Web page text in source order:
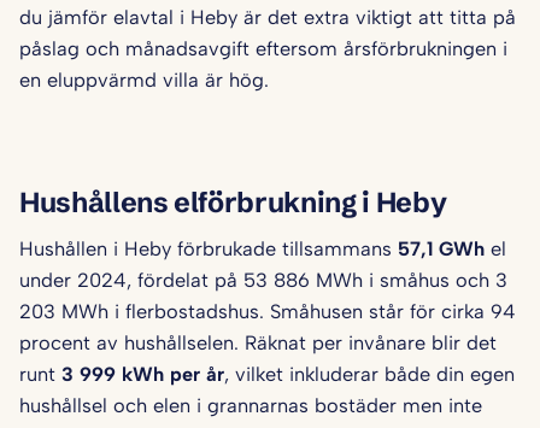
du jämför elavtal i Heby är det extra viktigt att titta på
påslag och månadsavgift eftersom årsförbrukningen i
en eluppvärmd villa är hög.
Hushållens elförbrukning i Heby
Hushållen i Heby förbrukade tillsammans 57,1 GWh el
under 2024, fördelat på 53 886 MWh i småhus och 3
203 MWh i flerbostadshus. Småhusen står för cirka 94
procent av hushållselen. Räknat per invånare blir det
runt 3 999 kWh per år, vilket inkluderar både din egen
hushållsel och elen i grannarnas bostäder men inte